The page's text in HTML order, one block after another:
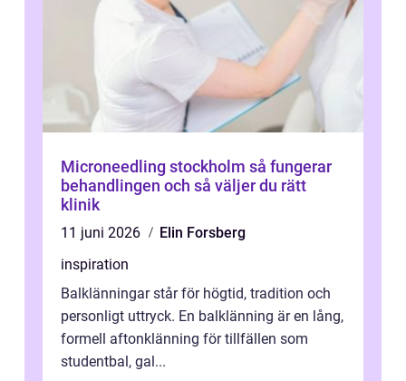
Microneedling stockholm så fungerar
behandlingen och så väljer du rätt
klinik
11 juni 2026
Elin Forsberg
inspiration
Balklänningar står för högtid, tradition och
personligt uttryck. En balklänning är en lång,
formell aftonklänning för tillfällen som
studentbal, gal...